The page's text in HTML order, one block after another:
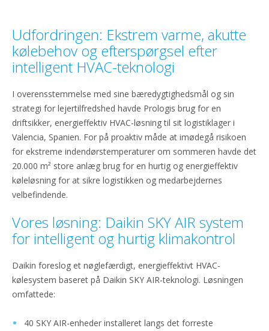
Udfordringen: Ekstrem varme, akutte
kølebehov og efterspørgsel efter
intelligent HVAC-teknologi
I overensstemmelse med sine bæredygtighedsmål og sin
strategi for lejertilfredshed havde Prologis brug for en
driftsikker, energieffektiv HVAC-løsning til sit logistiklager i
Valencia, Spanien. For på proaktiv måde at imødegå risikoen
for ekstreme indendørstemperaturer om sommeren havde det
20.000 m² store anlæg brug for en hurtig og energieffektiv
køleløsning for at sikre logistikken og medarbejdernes
velbefindende.
Vores løsning: Daikin SKY AIR system
for intelligent og hurtig klimakontrol
Daikin foreslog et nøglefærdigt, energieffektivt HVAC-
kølesystem baseret på Daikin SKY AIR-teknologi. Løsningen
omfattede:
40 SKY AIR-enheder installeret langs det forreste